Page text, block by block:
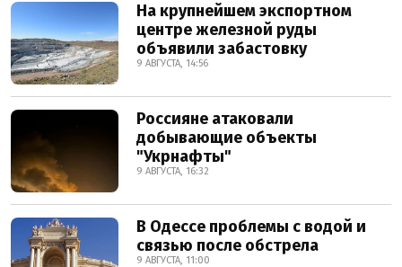
На крупнейшем экспортном
центре железной руды
объявили забастовку
9 АВГУСТА, 14:56
Россияне атаковали
добывающие объекты
"Укрнафты"
9 АВГУСТА, 16:32
В Одессе проблемы с водой и
связью после обстрела
9 АВГУСТА, 11:00